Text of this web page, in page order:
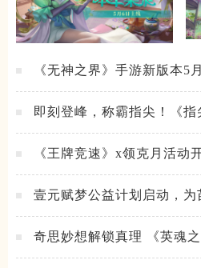
《无神之界》手游新版本5
即刻登峰，称霸指尖！《指
《王牌竞速》x领克月活动
壹元赋梦公益计划启动，为
奇思妙想解锁真理 《英魂